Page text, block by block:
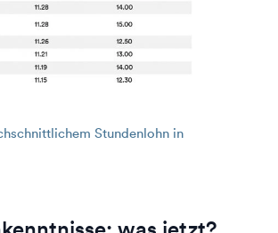
Stundenlohn in